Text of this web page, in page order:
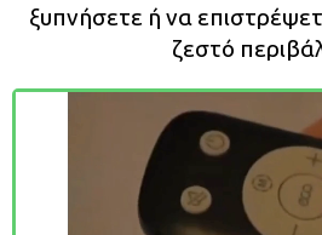
ξυπνήσετε ή να
ζεστό